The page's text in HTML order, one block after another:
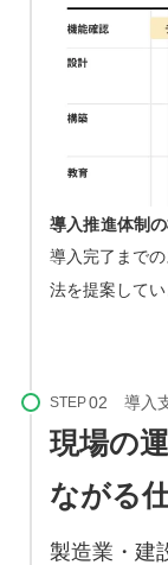
導入推進体制
導入完了まで
法を提案してい
STEP
現場の
ながる
製造業・建